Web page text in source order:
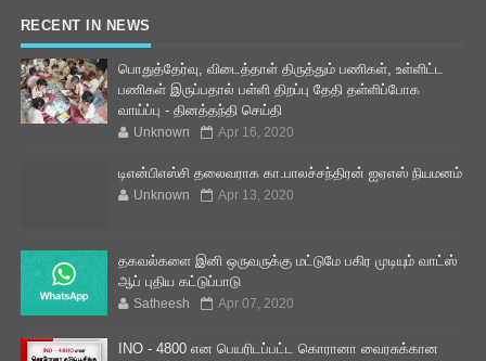
RECENT IN NEWS
பொதுத்தேர்வு, விடைத்தாள் திருத்தும் பணிகள், உள்ளிட்ட
பணிகள் இருப்பதால் பள்ளி திறப்பு தேதி தள்ளிப்போக
வாய்ப்பு - தினத்தந்தி செய்தி
Unknown Apr 16, 2020
டிஎன்பிஎஸ்சி தலைவராக கா.பாலச்சந்திரன் ஐஏஎஸ் நியமனம்
Unknown Apr 13, 2020
தகவல்களை இனி ஒருவருக்கு மட்டுமே பகிர முடியும் வாட்ஸ்
ஆப் புதிய கட்டுப்பாடு
Satheesh Apr 07, 2020
INO - 4800 என பெயரிடப்பட்ட கொரானா வைரசுக்கான